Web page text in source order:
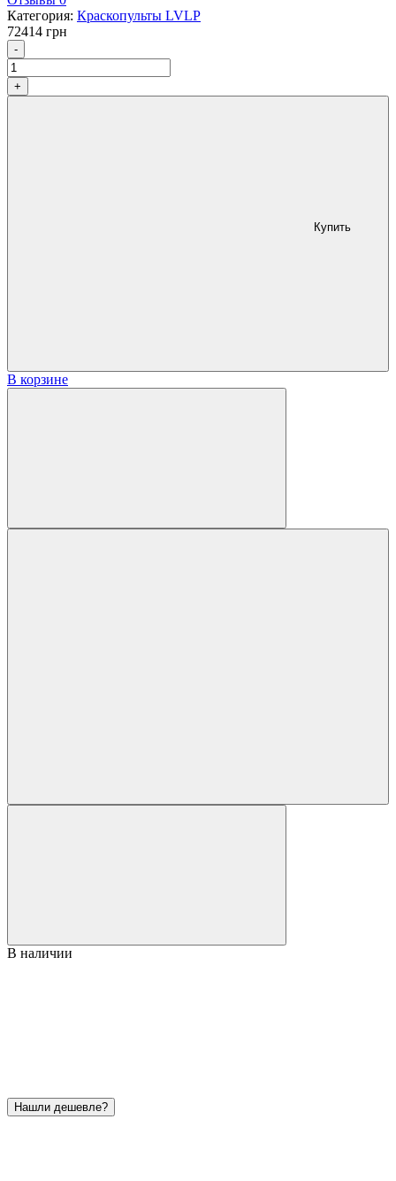
Категория: Краскопульты LVLP
72414 грн
- Количество
+
Купить
В корзине
В наличии
Нашли дешевле?